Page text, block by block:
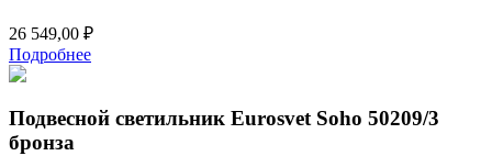
26 549,00 ₽
Подробнее
Подвесной светильник Eurosvet Soho 50209/3
бронза